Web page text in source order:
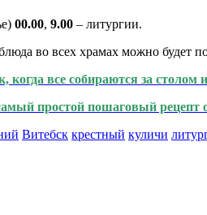
00.00, 9.00 – литургии.
во всех храмах можно будет
когда все собираются за
простой пошаговый рецепт
Витебск крестный куличи